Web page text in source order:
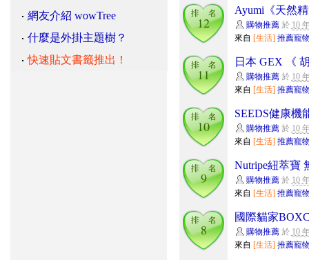
網友介紹 wowTree
什麼是外掛主題樹？
快速貼文書籤推出！
Ayumi《天然
購物推薦於 10
來自 [生活] 推薦寵
排 名
12
日本 GEX 《
購物推薦於 10
來自 [生活] 推薦寵
排 名
11
SEEDS健康機
購物推薦於 10
來自 [生活] 推薦寵
排 名
10
Nutripe紐萃寶
購物推薦於 10
來自 [生活] 推薦寵
排 名
9
國際貓家
購物推薦於 10
來自 [生活] 推薦寵
排 名
8